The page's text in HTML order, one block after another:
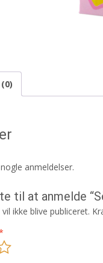
anmeldelser.
til at anmelde
ikke blive publiceret.